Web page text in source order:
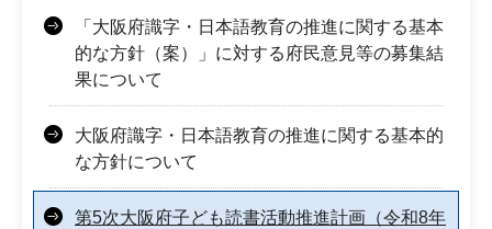
「大阪府識字・日本語教育の推進に関する基本
的な方針（案）」に対する府民意見等の募集結
果について
大阪府識字・日本語教育の推進に関する基本的
な方針について
第5次大阪府子ども読書活動推進計画（令和8年